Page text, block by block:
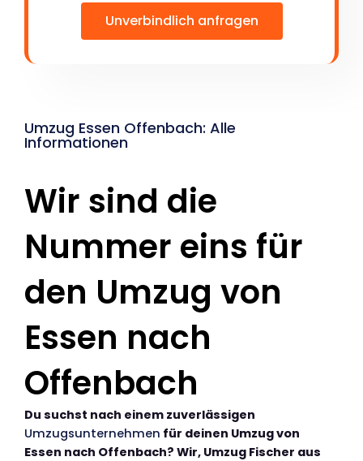
Unverbindlich anfragen
Umzug Essen Offenbach: Alle
Informationen
Wir sind die
Nummer eins für
den Umzug von
Essen nach
Offenbach
Du suchst nach einem zuverlässigen
Umzugsunternehmen für deinen Umzug von
Essen nach Offenbach? Wir, Umzug Fischer aus